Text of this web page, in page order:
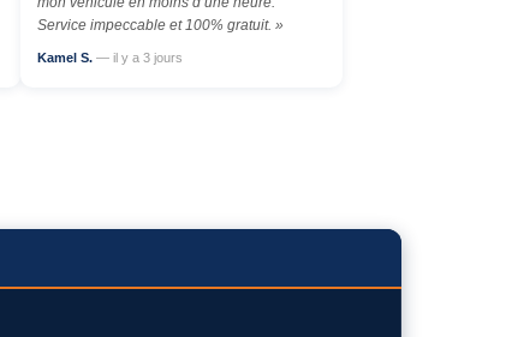
Service impeccable et 100% gratuit. »
Kamel S. — il y a 3 jours